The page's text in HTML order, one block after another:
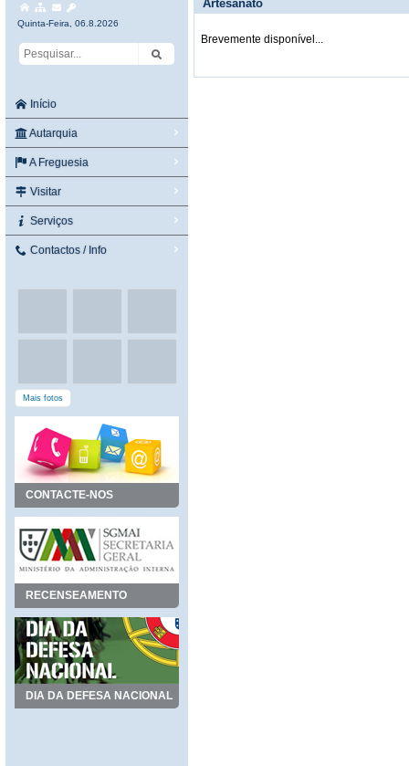
Quinta-Feira, 06.8.2026
Início
Autarquia
A Freguesia
Visitar
Serviços
Contactos / Info
Mais fotos
CONTACTE-NOS
RECENSEAMENTO
DIA DA DEFESA NACIONAL
Artesanato
Brevemente disponível...